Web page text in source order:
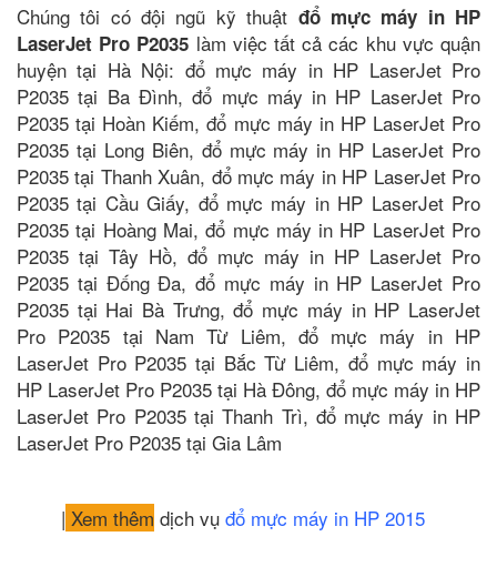
Chúng tôi có đội ngũ kỹ thuật đổ mực máy in HP
LaserJet Pro P2035 làm việc tất cả các khu vực quận
huyện tại Hà Nội: đổ mực máy in HP LaserJet Pro
P2035 tại Ba Đình, đổ mực máy in HP LaserJet Pro
P2035 tại Hoàn Kiếm, đổ mực máy in HP LaserJet Pro
P2035 tại Long Biên, đổ mực máy in HP LaserJet Pro
P2035 tại Thanh Xuân, đổ mực máy in HP LaserJet Pro
P2035 tại Cầu Giấy, đổ mực máy in HP LaserJet Pro
P2035 tại Hoàng Mai, đổ mực máy in HP LaserJet Pro
P2035 tại Tây Hồ, đổ mực máy in HP LaserJet Pro
P2035 tại Đống Đa, đổ mực máy in HP LaserJet Pro
P2035 tại Hai Bà Trưng, đổ mực máy in HP LaserJet
Pro P2035 tại Nam Từ Liêm, đổ mực máy in HP
LaserJet Pro P2035 tại Bắc Từ Liêm, đổ mực máy in
HP LaserJet Pro P2035 tại Hà Đông, đổ mực máy in HP
LaserJet Pro P2035 tại Thanh Trì, đổ mực máy in HP
LaserJet Pro P2035 tại Gia Lâm
| Xem thêm dịch vụ đổ mực máy in HP 2015